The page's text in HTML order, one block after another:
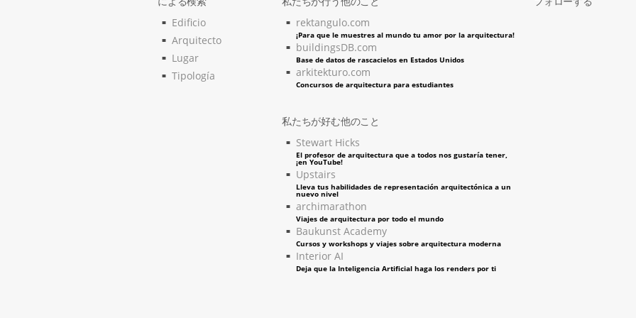
Edificio
Arquitecto
Lugar
Tipología
rektangulo.com
¡Para que le muestres al mundo tu amor por la arquitectura!
buildingsDB.com
Base de datos de rascacielos en Estados Unidos
arkitekturo.com
Concursos de arquitectura para estudiantes
私たちが好む他のこと
Stewart Hicks
El profesor de arquitectura que a todos nos gustaría tener,
¡en YouTube!
Upstairs
Lleva tus habilidades de representación arquitectónica a un
nuevo nivel
archimarathon
Viajes de arquitectura por todo el mundo
Baukunst Academy
Cursos y workshops y viajes sobre arquitectura moderna
Interior AI
Deja que la Inteligencia Artificial haga los renders por ti